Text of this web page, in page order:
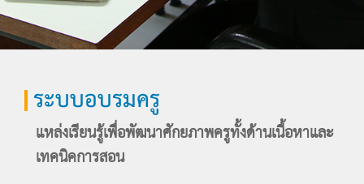
ระบบอบรมครู
แหล่งเรียนรู้เพื่อพัฒนาศักยภาพครูทั้งด้านเนื้อหาและ
เทคนิคการสอน